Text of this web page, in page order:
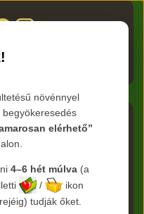
növénnyel
elérhető”
4–6 hét múlva (a
/
ikon
tudják őket.
részére
17:00
17:00